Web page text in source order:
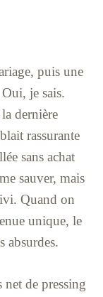
puis une
je sais.
dernière
rassurante
sans achat
sauver, mais
Quand on
unique, le
absurdes.
net de pressing